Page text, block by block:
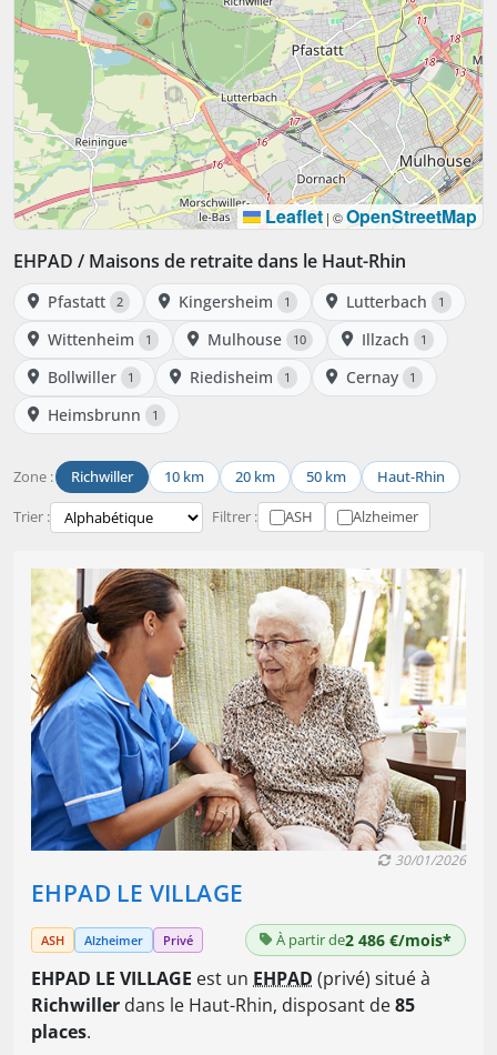
Leaflet | ©OpenStreetMap
EHPAD / Maisons de retraite dans le Haut-Rhin
Pfastatt 2 Kingersheim 1 Lutterbach 1
Wittenheim 1 Mulhouse 10 Illzach 1
Bollwiller 1 Riedisheim 1 Cernay 1
Heimsbrunn 1
Zone : Richwiller 10 km 20 km 50 km Haut-Rhin
Trier : Filtrer : ASH Alzheimer
EHPAD LE VILLAGE
30/01/2026
ASH Alzheimer Privé À partir de2 486 €/mois*
EHPAD LE VILLAGE est un EHPAD (privé) situé à
Richwiller dans le Haut-Rhin, disposant de85
places.